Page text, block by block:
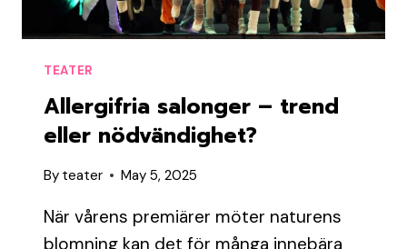
TEATER
Allergifria salonger – trend
eller nödvändighet?
By teater May 5, 2025
När vårens premiärer möter naturens
blomning kan det för många innebära